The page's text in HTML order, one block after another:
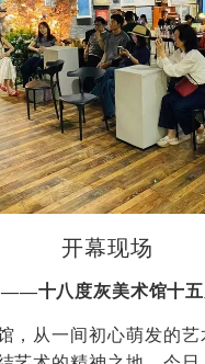
开幕现场
十八度灰美术馆十五
，从一间初心萌发的